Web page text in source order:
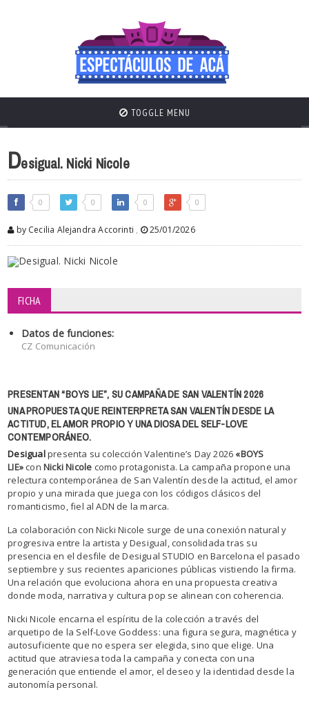
TOGGLE MENU
Desigual. Nicki Nicole
0 0 0 0
by Cecilia Alejandra Accorinti , 25/01/2026
FICHA
Datos de funciones:
CZ Comunicación
PRESENTAN “BOYS LIE”, SU CAMPAÑA DE SAN VALENTÍN 2026
UNA PROPUESTA QUE REINTERPRETA SAN VALENTÍN DESDE LA
ACTITUD, EL AMOR PROPIO Y UNA DIOSA DEL SELF-LOVE
CONTEMPORÁNEO.
Desigualpresenta su colección Valentine’s Day 2026 «BOYS
LIE»con Nicki Nicole como protagonista. La campaña propone una
relectura contemporánea de San Valentín desde la actitud, el amor
propio y una mirada que juega con los códigos clásicos del
romanticismo, fiel al ADN de la marca.
La colaboración con Nicki Nicole surge de una conexión natural y
progresiva entre la artista y Desigual, consolidada tras su
presencia en el desfile de Desigual STUDIO en Barcelona el pasado
septiembre y sus recientes apariciones públicas vistiendo la firma.
Una relación que evoluciona ahora en una propuesta creativa
donde moda, narrativa y cultura pop se alinean con coherencia.
Nicki Nicole encarna el espíritu de la colección a través del
arquetipo de la Self-Love Goddess: una figura segura, magnética y
autosuficiente que no espera ser elegida, sino que elige. Una
actitud que atraviesa toda la campaña y conecta con una
generación que entiende el amor, el deseo y la identidad desde la
autonomía personal.